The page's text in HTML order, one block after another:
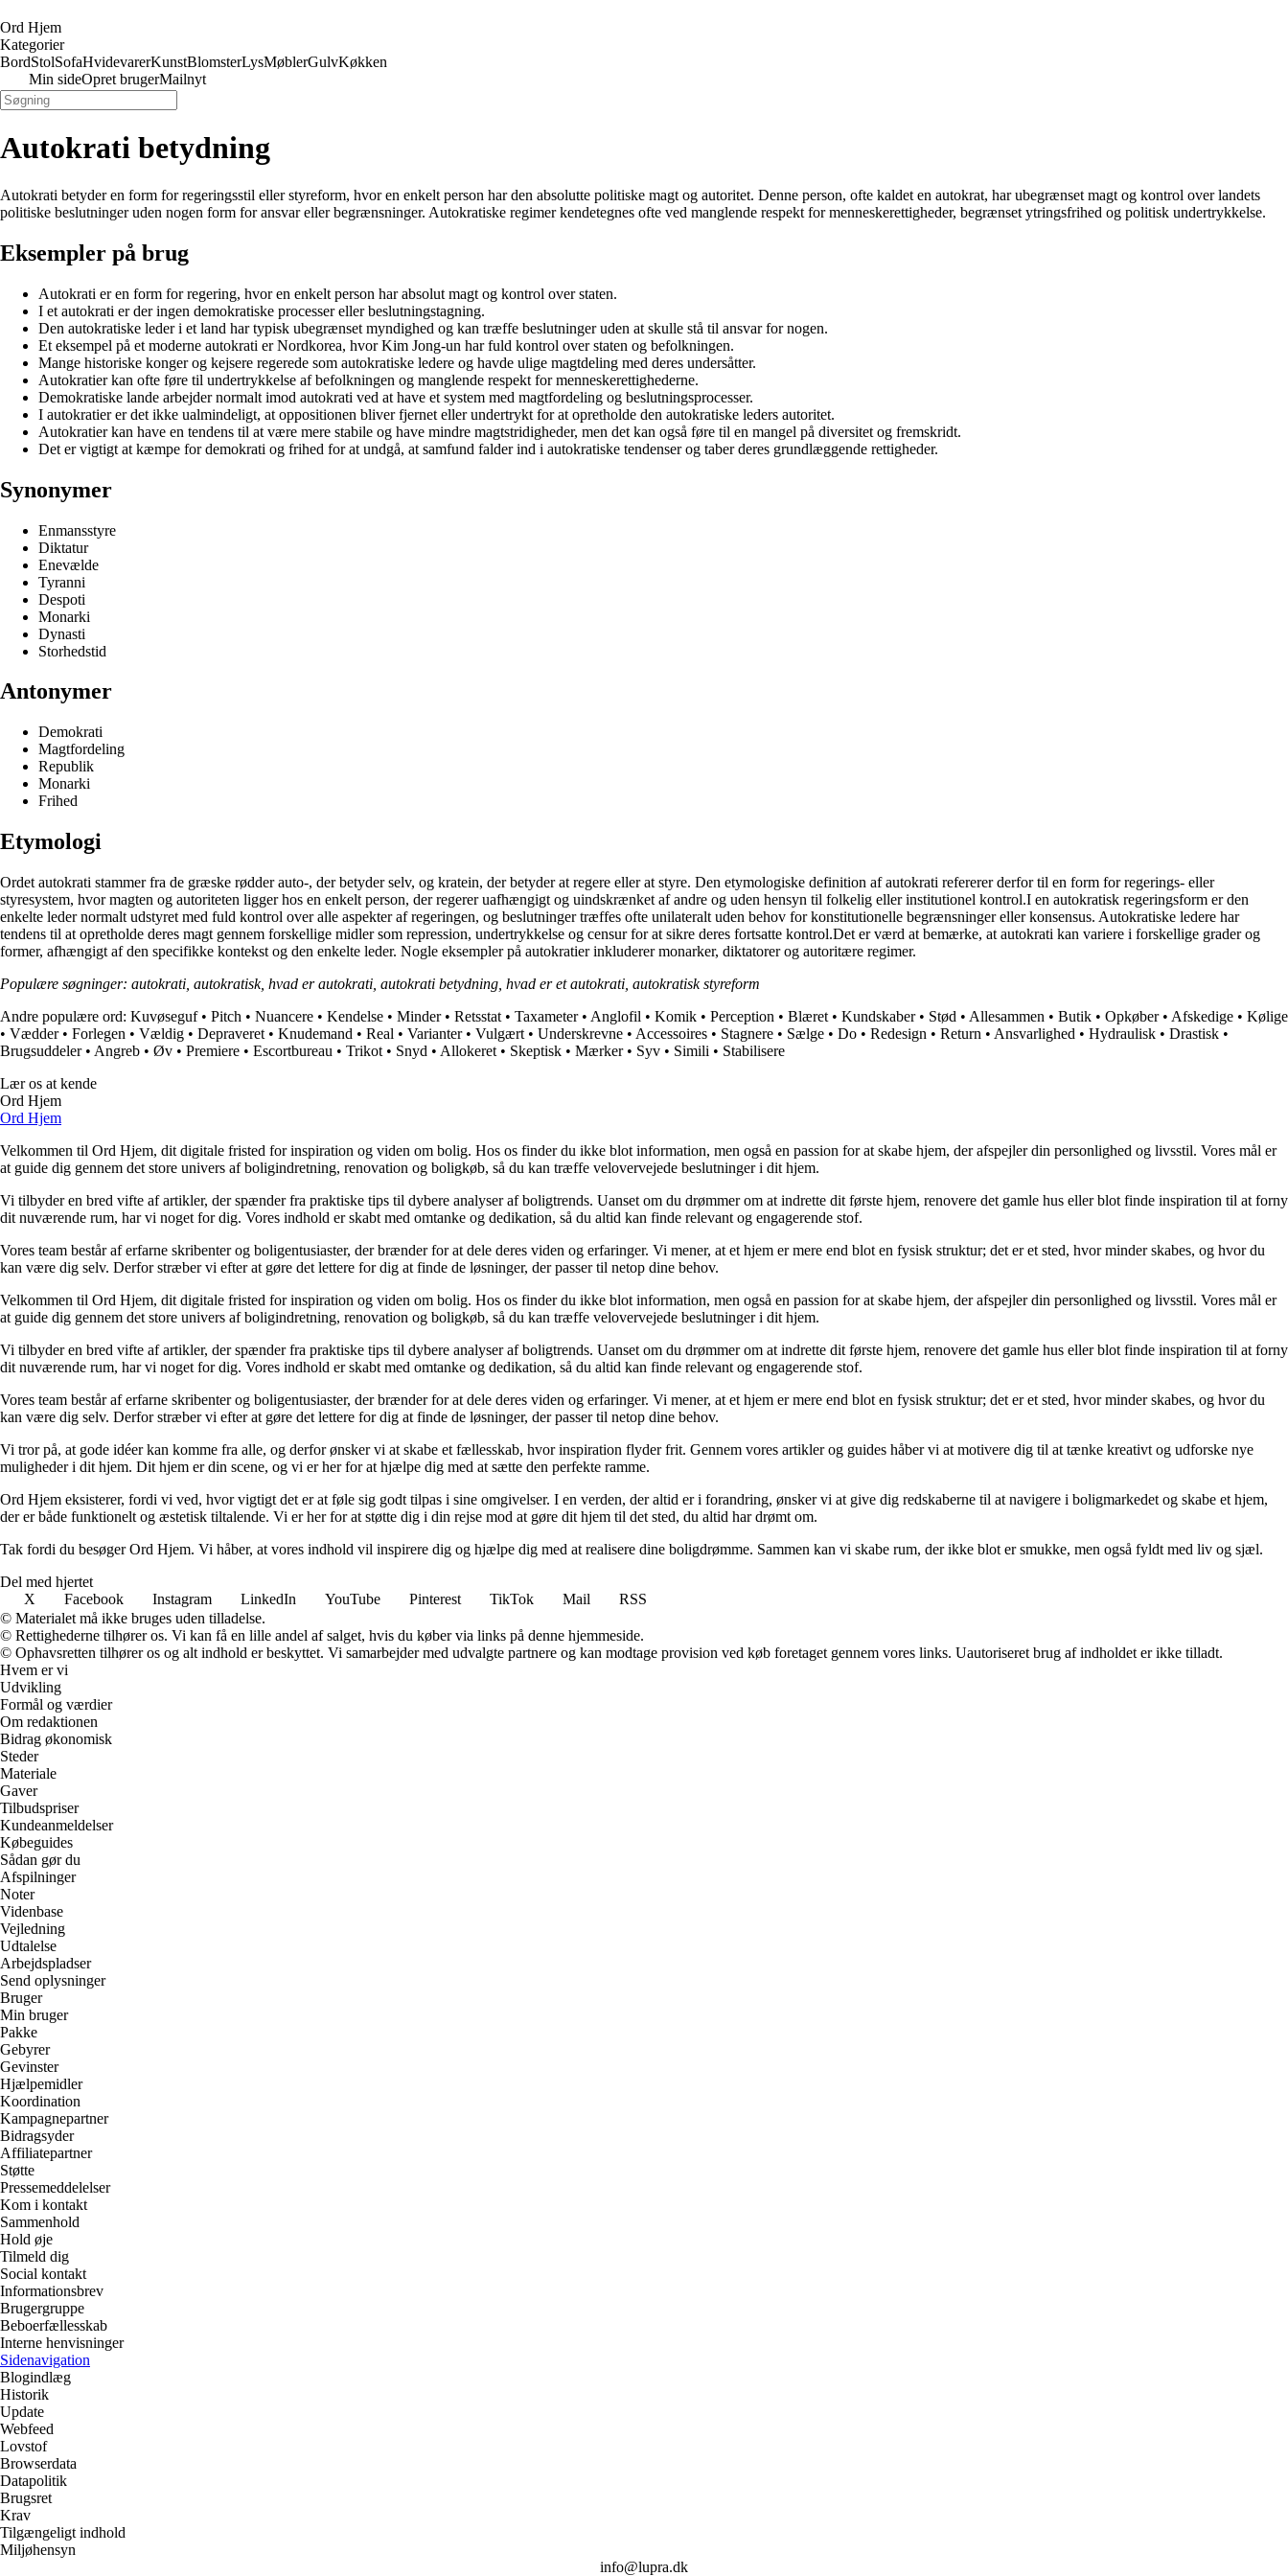
Ord Hjem
Kategorier
BordStolSofaHvidevarerKunstBlomsterLysMøblerGulvKøkken
Min sideOpret brugerMailnyt
Autokrati betydning
Autokrati betyder en form for regeringsstil eller styreform, hvor en enkelt person har den absolutte politiske magt og autoritet. Denne person, ofte kaldet en autokrat, har ubegrænset magt og kontrol over landets
politiske beslutninger uden nogen form for ansvar eller begrænsninger. Autokratiske regimer kendetegnes ofte ved manglende respekt for menneskerettigheder, begrænset ytringsfrihed og politisk undertrykkelse.
Eksempler på brug
Autokrati er en form for regering, hvor en enkelt person har absolut magt og kontrol over staten.
I et autokrati er der ingen demokratiske processer eller beslutningstagning.
Den autokratiske leder i et land har typisk ubegrænset myndighed og kan træffe beslutninger uden at skulle stå til ansvar for nogen.
Et eksempel på et moderne autokrati er Nordkorea, hvor Kim Jong-un har fuld kontrol over staten og befolkningen.
Mange historiske konger og kejsere regerede som autokratiske ledere og havde ulige magtdeling med deres undersåtter.
Autokratier kan ofte føre til undertrykkelse af befolkningen og manglende respekt for menneskerettighederne.
Demokratiske lande arbejder normalt imod autokrati ved at have et system med magtfordeling og beslutningsprocesser.
I autokratier er det ikke ualmindeligt, at oppositionen bliver fjernet eller undertrykt for at opretholde den autokratiske leders autoritet.
Autokratier kan have en tendens til at være mere stabile og have mindre magtstridigheder, men det kan også føre til en mangel på diversitet og fremskridt.
Det er vigtigt at kæmpe for demokrati og frihed for at undgå, at samfund falder ind i autokratiske tendenser og taber deres grundlæggende rettigheder.
Synonymer
Enmansstyre
Diktatur
Enevælde
Tyranni
Despoti
Monarki
Dynasti
Storhedstid
Antonymer
Demokrati
Magtfordeling
Republik
Monarki
Frihed
Etymologi
Ordet autokrati stammer fra de græske rødder auto-, der betyder selv, og kratein, der betyder at regere eller at styre. Den etymologiske definition af autokrati refererer derfor til en form for regerings- eller
styresystem, hvor magten og autoriteten ligger hos en enkelt person, der regerer uafhængigt og uindskrænket af andre og uden hensyn til folkelig eller institutionel kontrol.I en autokratisk regeringsform er den
enkelte leder normalt udstyret med fuld kontrol over alle aspekter af regeringen, og beslutninger træffes ofte unilateralt uden behov for konstitutionelle begrænsninger eller konsensus. Autokratiske ledere har
tendens til at opretholde deres magt gennem forskellige midler som repression, undertrykkelse og censur for at sikre deres fortsatte kontrol.Det er værd at bemærke, at autokrati kan variere i forskellige grader og
former, afhængigt af den specifikke kontekst og den enkelte leder. Nogle eksempler på autokratier inkluderer monarker, diktatorer og autoritære regimer.
Populære søgninger: autokrati, autokratisk, hvad er autokrati, autokrati betydning, hvad er et autokrati, autokratisk styreform
Andre populære ord: Kuvøseguf• Pitch • Nuancere • Kendelse • Minder• Retsstat • Taxameter• Anglofil • Komik • Perception • Blæret • Kundskaber• Stød • Allesammen • Butik • Opkøber• Afskedige • Kølige
• Vædder• Forlegen • Vældig • Depraveret • Knudemand • Real • Varianter• Vulgært • Underskrevne • Accessoires • Stagnere • Sælge • Do • Redesign • Return • Ansvarlighed • Hydraulisk • Drastisk •
Brugsuddeler• Angreb • Øv • Premiere • Escortbureau • Trikot • Snyd • Allokeret • Skeptisk • Mærker• Syv • Simili • Stabilisere
Lær os at kende
Ord Hjem
Ord Hjem
Velkommen til Ord Hjem, dit digitale fristed for inspiration og viden om bolig. Hos os finder du ikke blot information, men også en passion for at skabe hjem, der afspejler din personlighed og livsstil. Vores mål er
at guide dig gennem det store univers af boligindretning, renovation og boligkøb, så du kan træffe velovervejede beslutninger i dit hjem.
Vi tilbyder en bred vifte af artikler, der spænder fra praktiske tips til dybere analyser af boligtrends. Uanset om du drømmer om at indrette dit første hjem, renovere det gamle hus eller blot finde inspiration til at forny
dit nuværende rum, har vi noget for dig. Vores indhold er skabt med omtanke og dedikation, så du altid kan finde relevant og engagerende stof.
Vores team består af erfarne skribenter og boligentusiaster, der brænder for at dele deres viden og erfaringer. Vi mener, at et hjem er mere end blot en fysisk struktur; det er et sted, hvor minder skabes, og hvor du
kan være dig selv. Derfor stræber vi efter at gøre det lettere for dig at finde de løsninger, der passer til netop dine behov.
Velkommen til Ord Hjem, dit digitale fristed for inspiration og viden om bolig. Hos os finder du ikke blot information, men også en passion for at skabe hjem, der afspejler din personlighed og livsstil. Vores mål er
at guide dig gennem det store univers af boligindretning, renovation og boligkøb, så du kan træffe velovervejede beslutninger i dit hjem.
Vi tilbyder en bred vifte af artikler, der spænder fra praktiske tips til dybere analyser af boligtrends. Uanset om du drømmer om at indrette dit første hjem, renovere det gamle hus eller blot finde inspiration til at forny
dit nuværende rum, har vi noget for dig. Vores indhold er skabt med omtanke og dedikation, så du altid kan finde relevant og engagerende stof.
Vores team består af erfarne skribenter og boligentusiaster, der brænder for at dele deres viden og erfaringer. Vi mener, at et hjem er mere end blot en fysisk struktur; det er et sted, hvor minder skabes, og hvor du
kan være dig selv. Derfor stræber vi efter at gøre det lettere for dig at finde de løsninger, der passer til netop dine behov.
Vi tror på, at gode idéer kan komme fra alle, og derfor ønsker vi at skabe et fællesskab, hvor inspiration flyder frit. Gennem vores artikler og guides håber vi at motivere dig til at tænke kreativt og udforske nye
muligheder i dit hjem. Dit hjem er din scene, og vi er her for at hjælpe dig med at sætte den perfekte ramme.
Ord Hjem eksisterer, fordi vi ved, hvor vigtigt det er at føle sig godt tilpas i sine omgivelser. I en verden, der altid er i forandring, ønsker vi at give dig redskaberne til at navigere i boligmarkedet og skabe et hjem,
der er både funktionelt og æstetisk tiltalende. Vi er her for at støtte dig i din rejse mod at gøre dit hjem til det sted, du altid har drømt om.
Tak fordi du besøger Ord Hjem. Vi håber, at vores indhold vil inspirere dig og hjælpe dig med at realisere dine boligdrømme. Sammen kan vi skabe rum, der ikke blot er smukke, men også fyldt med liv og sjæl.
Del med hjertet
X
Facebook Instagram LinkedIn YouTube Pinterest TikTok Mail
RSS
© Materialet må ikke bruges uden tilladelse.
© Rettighederne tilhører os. Vi kan få en lille andel af salget, hvis du køber via links på denne hjemmeside.
© Ophavsretten tilhører os og alt indhold er beskyttet. Vi samarbejder med udvalgte partnere og kan modtage provision ved køb foretaget gennem vores links. Uautoriseret brug af indholdet er ikke tilladt.
Hvem er vi
Udvikling
Formål og værdier
Om redaktionen
Bidrag økonomisk
Steder
Materiale
Gaver
Tilbudspriser
Kundeanmeldelser
Købeguides
Sådan gør du
Afspilninger
Noter
Videnbase
Vejledning
Udtalelse
Arbejdspladser
Send oplysninger
Bruger
Min bruger
Pakke
Gebyrer
Gevinster
Hjælpemidler
Koordination
Kampagnepartner
Bidragsyder
Affiliatepartner
Støtte
Pressemeddelelser
Kom i kontakt
Sammenhold
Hold øje
Tilmeld dig
Social kontakt
Informationsbrev
Brugergruppe
Beboerfællesskab
Interne henvisninger
Sidenavigation
Blogindlæg
Historik
Update
Webfeed
Lovstof
Browserdata
Datapolitik
Brugsret
Krav
Tilgængeligt indhold
Miljøhensyn
info@lupra.dk